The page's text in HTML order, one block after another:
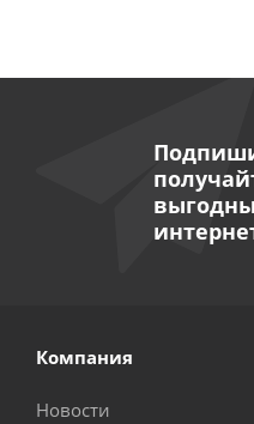
Компания
Новости